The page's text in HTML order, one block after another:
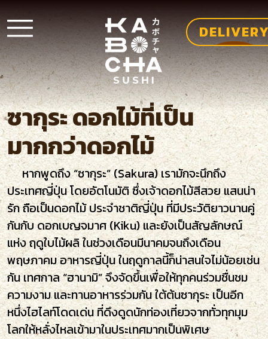
ซากุระ ดอกไม้ที่เป็น
มากกว่าดอกไม้
หากพูดถึง “ซากุระ” (Sakura) เรามักจะนึกถึง
ประเทศญี่ปุ่น โดยอัตโนมัติ ซึ่งเจ้าดอกไม้สีสวย แสนน่า
รัก ถือเป็นดอกไม้ ประจำชาติญี่ปุ่น ที่มีประวัติยาวนานคู่
กันกับ ดอกเบญจมาศ (Kiku) และยังเป็นสัญลักษณ์
แห่ง ฤดูใบไม้ผลิ ในช่วงเดือนมีนาคมจนถึงเดือน
พฤษภาคม อาหารญี่ปุ่น ในฤดูกาลนี้ก็น่าสนใจไม่น้อยเช่น
กัน เทศกาล “ฮานามิ” จึงจัดขึ้นเพื่อให้ทุกคนร่วมชื่นชม
ความงาม และทานอาหารร่วมกัน ใต้ต้นซากุระ เป็นอีก
หนึ่งไฮไลท์โดดเด่น ที่ดึงดูดนักท่องเที่ยวจากทั่วทุกมุม
โลกให้หลั่งไหลเข้ามาในประเทศมากเป็นพิเศษ